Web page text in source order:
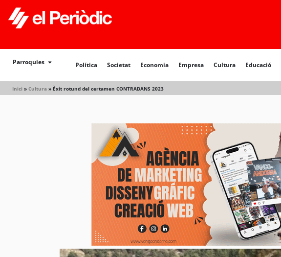
Parroquies Política Societat Economia Empresa Cultura Educació
Inici » Cultura » Èxit rotund del certamen CONTRADANS 2023
Política Societat